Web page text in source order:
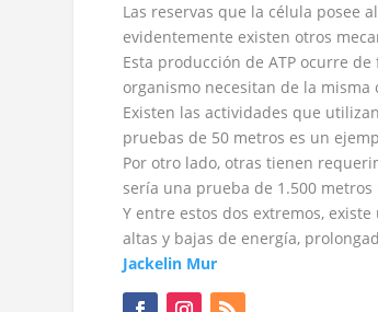
Las reservas que la célula posee
evidentemente existen otros
Esta producción de ATP ocurre
organismo necesitan de la misma
Existen las actividades que
pruebas de 50 metros es un
Por otro lado, otras tienen
sería una prueba de 1.500 metros
Y entre estos dos extremos,
altas y bajas de energía,
Jackelin Mur